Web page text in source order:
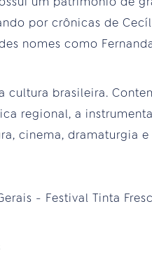
por crônicas de
nomes como
brasileira.
regional, a
cinema, dramaturgia
- Festival Tinta